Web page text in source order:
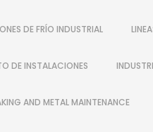
DE FRÍO INDUSTRIAL
DE INSTALACIONES
AND METAL MAINTENANCE